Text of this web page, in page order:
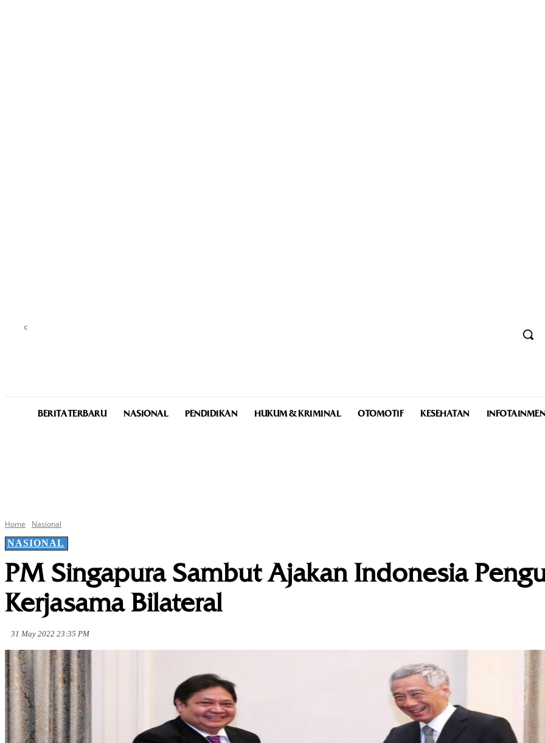
C
BERITA TERBARU NASIONAL PENDIDIKAN HUKUM & KRIMINAL OTOMOTIF KESEHATAN
Home
Nasional
NASIONAL
PM Singapura Sambut Ajakan Indonesia
Kerjasama Bilateral
31 May 2022 23:35 PM